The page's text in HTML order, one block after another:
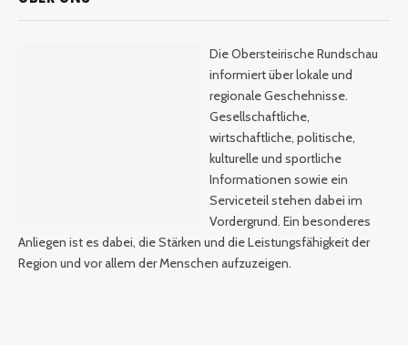
Die Obersteirische Rundschau
informiert über lokale und
regionale Geschehnisse.
Gesellschaftliche,
wirtschaftliche, politische,
kulturelle und sportliche
Informationen sowie ein
Serviceteil stehen dabei im
Vordergrund. Ein besonderes
Anliegen ist es dabei, die Stärken und die Leistungsfähigkeit der
Region und vor allem der Menschen aufzuzeigen.